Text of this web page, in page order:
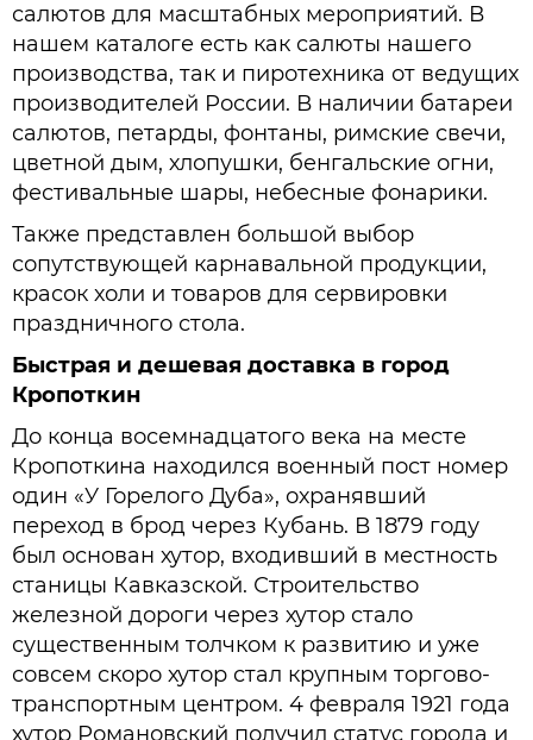
салютов для масштабных мероприятий. В
нашем каталоге есть как салюты нашего
производства, так и пиротехника от ведущих
производителей России. В наличии батареи
салютов, петарды, фонтаны, римские свечи,
цветной дым, хлопушки, бенгальские огни,
фестивальные шары, небесные фонарики.
Также представлен большой выбор
сопутствующей карнавальной продукции,
красок холи и товаров для сервировки
праздничного стола.
Быстрая и дешевая доставка в город
Кропоткин
До конца восемнадцатого века на месте
Кропоткина находился военный пост номер
один «У Горелого Дуба», охранявший
переход в брод через Кубань. В 1879 году
был основан хутор, входивший в местность
станицы Кавказской. Строительство
железной дороги через хутор стало
существенным толчком к развитию и уже
совсем скоро хутор стал крупным торгово-
транспортным центром. 4 февраля 1921 года
хутор Романовский получил статус города и